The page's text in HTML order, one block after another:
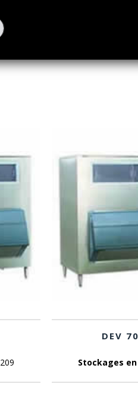
209
DEV
Stockages en